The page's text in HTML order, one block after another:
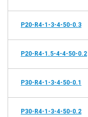
P20-R4-1-3-4-50-0.3
P20-R4-1.5-4-4-50-0.2
P30-R4-1-3-4-50-0.1
P30-R4-1-3-4-50-0.2